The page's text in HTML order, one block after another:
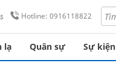
Hotline: 0916118822
lạ Quân sự Sự kiện